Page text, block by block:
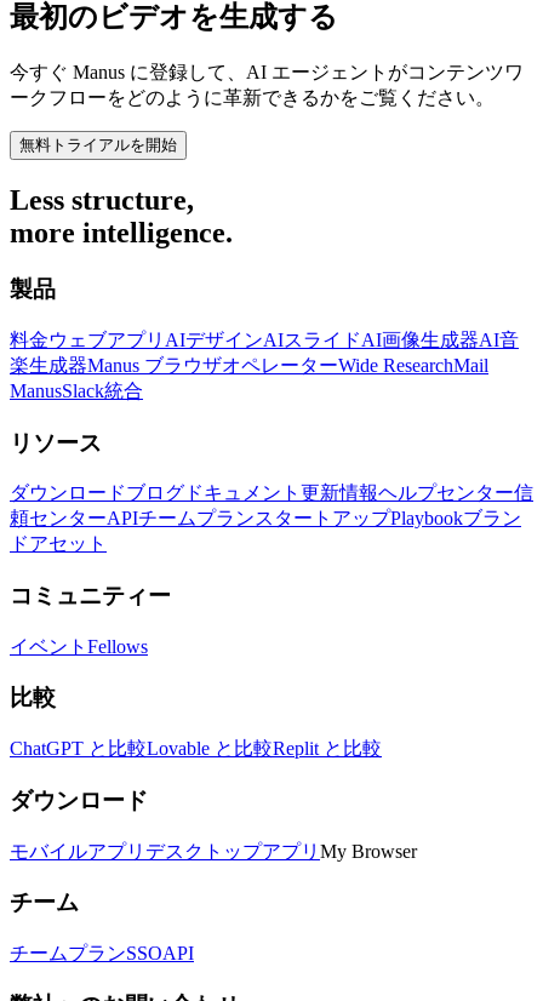
最初のビデオを生成する
今すぐ Manus に登録して、AI エージェントがコンテンツワ
ークフローをどのように革新できるかをご覧ください。
無料トライアルを開始
Less structure,
more intelligence.
製品
料金ウェブアプリ AIデザインAIスライドAI画像生成器AI音
楽生成器Manus ブラウザオペレーターWide ResearchMail
ManusSlack統合
リソース
ダウンロードブログ ドキュメント 更新情報ヘルプセンター信
頼センターAPIチームプランスタートアップPlaybookブラン
ドアセット
コミュニティー
イベント Fellows
比較
ChatGPT と比較Lovable と比較Replit と比較
ダウンロード
モバイルアプリ デスクトップアプリ My Browser
チーム
チームプランSSOAPI